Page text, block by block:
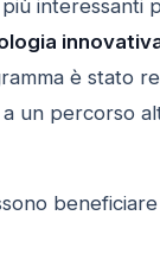
interessanti
è stato
un percorso